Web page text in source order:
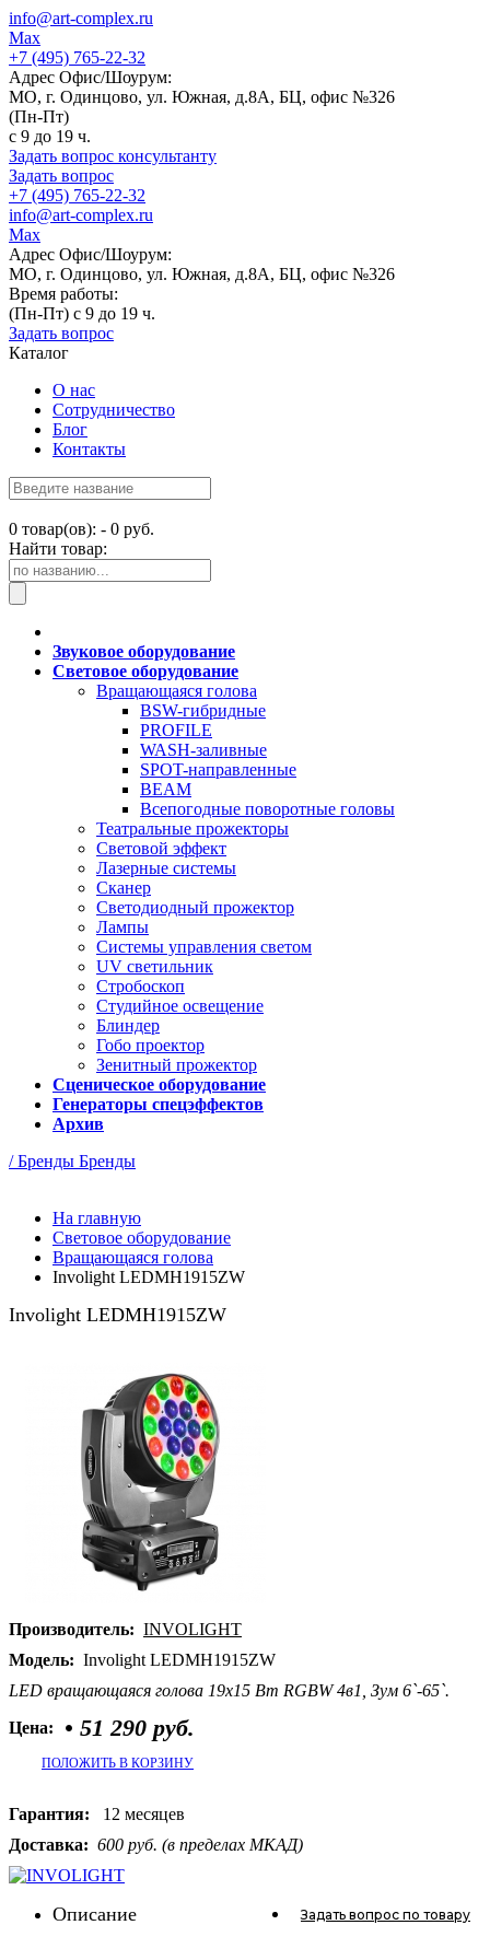
info@art-complex.ru
Max
+7 (495) 765-22-32
Адрес Офис/Шоурум:
МО, г. Одинцово, ул. Южная, д.8А, БЦ, офис №326
(Пн-Пт)
с 9 до 19 ч.
Задать вопрос консультанту
Задать вопрос
+7 (495) 765-22-32
info@art-complex.ru
Max
Адрес Офис/Шоурум:
МО, г. Одинцово, ул. Южная, д.8А, БЦ, офис №326
Время работы:
(Пн-Пт) с 9 до 19 ч.
Задать вопрос
Каталог
О нас
Сотрудничество
Блог
Контакты
0 товар(ов): - 0 руб.
Найти товар:
Звуковое оборудование
Световое оборудование
Вращающаяся голова
BSW-гибридные
PROFILE
WASH-заливные
SPOT-направленные
BEAM
Всепогодные поворотные головы
Театральные прожекторы
Световой эффект
Лазерные системы
Сканер
Светодиодный прожектор
Лампы
Системы управления светом
UV светильник
Стробоскоп
Студийное освещение
Блиндер
Гобо проектор
Зенитный прожектор
Сценическое оборудование
Генераторы спецэффектов
Архив
/ Бренды Бренды
На главную
Световое оборудование
Вращающаяся голова
Involight LEDMH1915ZW
Involight LEDMH1915ZW
Производитель: INVOLIGHT
Модель: Involight LEDMH1915ZW
LED вращающаяся голова 19x15 Вт RGBW 4в1, Зум 6`-65`.
Цена:
• 51 290 руб.
ПОЛОЖИТЬ В КОРЗИНУ
Гарантия: 12 месяцев
Доставка: 600 руб. (в пределах МКАД)
Описание Задать вопрос по товару